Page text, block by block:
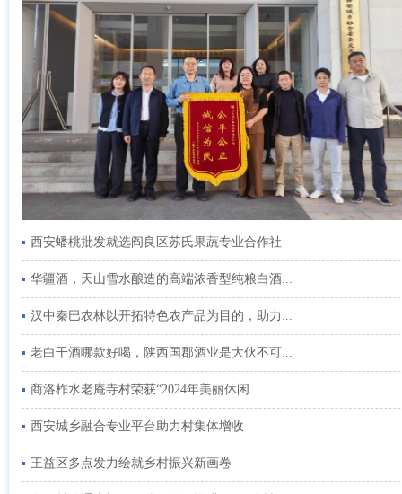
西安蟠桃批发就选阎良区苏氏果蔬专业合作社
华疆酒，天山雪水酿造的高端浓香型纯粮白酒...
汉中秦巴农林以开拓特色农产品为目的，助力...
老白干酒哪款好喝，陕西国郡酒业是大伙不可...
商洛柞水老庵寺村荣获“2024年美丽休闲...
西安城乡融合专业平台助力村集体增收
王益区多点发力绘就乡村振兴新画卷